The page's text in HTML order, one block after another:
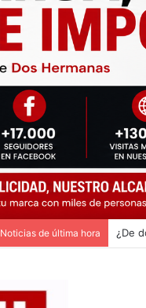
Noticias de última hora